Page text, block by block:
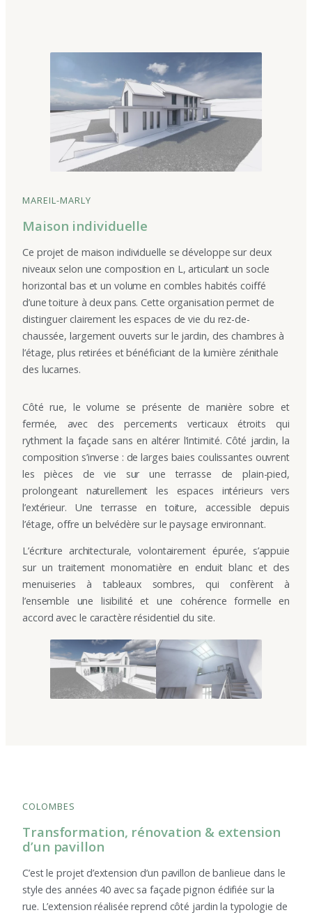
MAREIL-MARLY
Maison individuelle
Ce projet de maison individuelle se développe sur deux
niveaux selon une composition en L, articulant un socle
horizontal bas et un volume en combles habités coiffé
d’une toiture à deux pans. Cette organisation permet de
distinguer clairement les espaces de vie du rez-de-
chaussée, largement ouverts sur le jardin, des chambres à
l’étage, plus retirées et bénéficiant de la lumière zénithale
des lucarnes.
Côté rue, le volume se présente de manière sobre et
fermée, avec des percements verticaux étroits qui
rythment la façade sans en altérer l’intimité. Côté jardin, la
composition s’inverse : de larges baies coulissantes ouvrent
les pièces de vie sur une terrasse de plain-pied,
prolongeant naturellement les espaces intérieurs vers
l’extérieur. Une terrasse en toiture, accessible depuis
l’étage, offre un belvédère sur le paysage environnant.
L’écriture architecturale, volontairement épurée, s’appuie
sur un traitement monomatière en enduit blanc et des
menuiseries à tableaux sombres, qui confèrent à
l’ensemble une lisibilité et une cohérence formelle en
accord avec le caractère résidentiel du site.
COLOMBES
Transformation, rénovation & extension
d’un pavillon
C’est le projet d’extension d’un pavillon de banlieue dans le
style des années 40 avec sa façade pignon édifiée sur la
rue. L’extension réalisée reprend côté jardin la typologie de